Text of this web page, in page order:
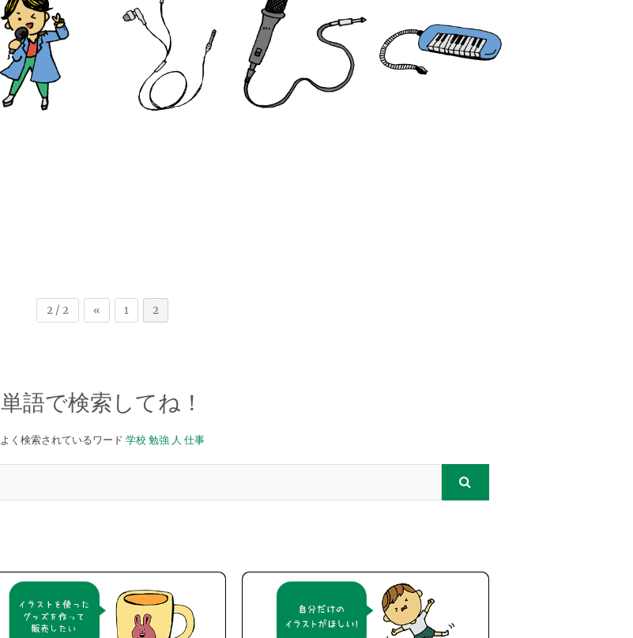
2 / 2 « 1 2
単語で検索してね！
よく検索されているワード 学校 勉強 人 仕事